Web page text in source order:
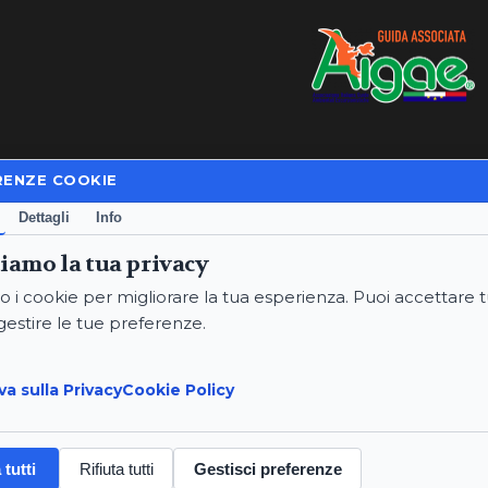
COOKIE
Dettagli Info
la tua privacy
i cookie per migliorare la tua esperienza. Puoi accettare
le tue preferenze.
sulla PrivacyCookie Policy
tutti Rifiuta tutti Gestisci preferenze
Privacy Policy|Cookie Policy
PEC:annaritaproperzi@pec.it
Termini e Condizioni